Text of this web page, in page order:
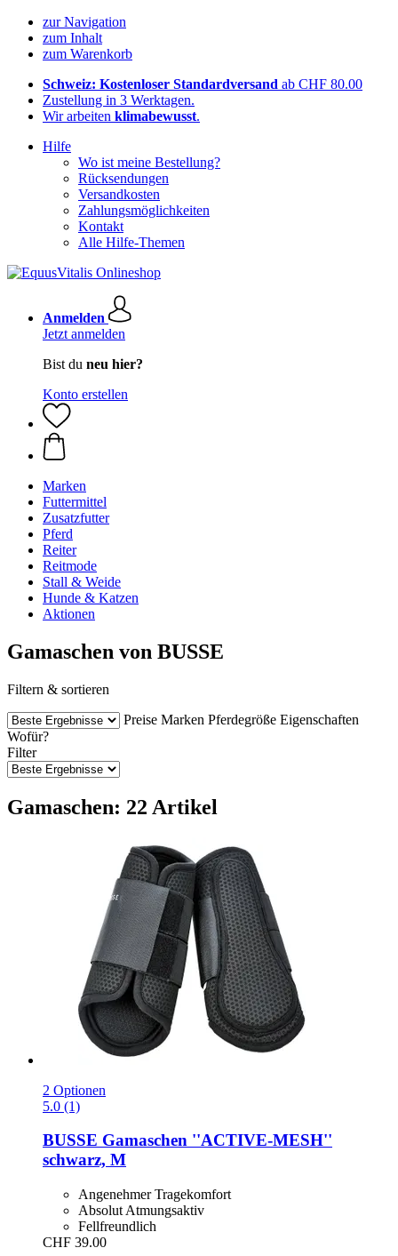
zur Navigation
zum Inhalt
zum Warenkorb
Schweiz: Kostenloser Standardversand ab CHF 80.00
Zustellung in 3 Werktagen.
Wir arbeiten klimabewusst.
Hilfe
Wo ist meine Bestellung?
Rücksendungen
Versandkosten
Zahlungsmöglichkeiten
Kontakt
Alle Hilfe-Themen
Anmelden
Jetzt anmelden
Bist du neu hier?
Konto erstellen
Marken
Futtermittel
Zusatzfutter
Pferd
Reiter
Reitmode
Stall & Weide
Hunde & Katzen
Aktionen
Gamaschen von BUSSE
Filtern & sortieren
Preise Marken Pferdegröße Eigenschaften
Wofür?
Filter
Gamaschen: 22 Artikel
2 Optionen
5.0 (1)
BUSSE Gamaschen ''ACTIVE-​MESH''
schwarz, M
Angenehmer Tragekomfort
Absolut Atmungsaktiv
Fellfreundlich
CHF 39.00